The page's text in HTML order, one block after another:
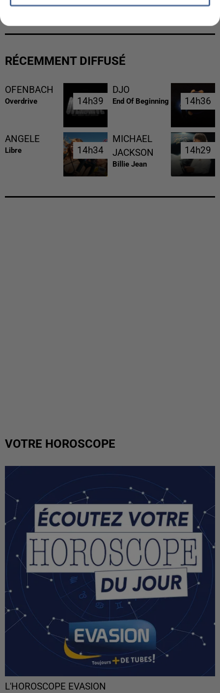
LES FRANÇAIS, FANS DE LA FLEMME
RÉCEMMENT DIFFUSÉ
OFENBACH
Overdrive 14h39
14h39
DJO
End Of Beginning 14h36
14h36
ANGELE
Libre 14h34
14h34
MICHAEL
JACKSON
Billie Jean
14h29
14h29
VOTRE HOROSCOPE
L'HOROSCOPE EVASION